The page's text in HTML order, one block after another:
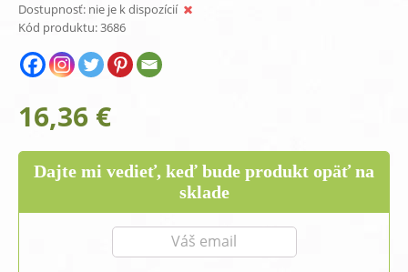
Dostupnosť: nie je k dispozícií
Kód produktu:3686
16,36 €
Dajte mi vedieť, keď bude produkt opäť na
sklade